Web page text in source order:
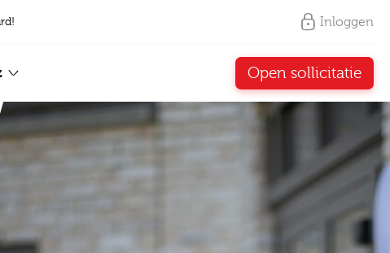
Inloggen
Open sollicitatie